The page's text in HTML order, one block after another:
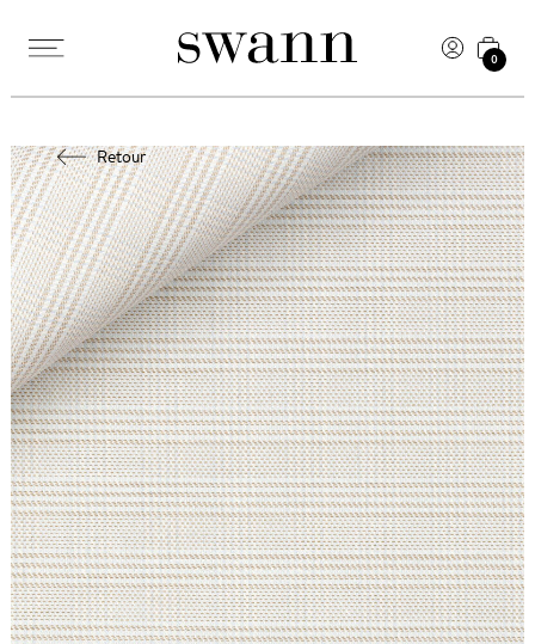
0
Retour